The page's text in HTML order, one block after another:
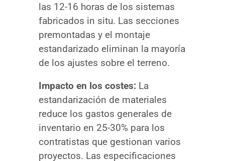
las 12-16 horas de los sistemas
fabricados in situ. Las secciones
premontadas y el montaje
estandarizado eliminan la mayoría
de los ajustes sobre el terreno.
Impacto en los costes: La
estandarización de materiales
reduce los gastos generales de
inventario en 25-30% para los
contratistas que gestionan varios
proyectos. Las especificaciones